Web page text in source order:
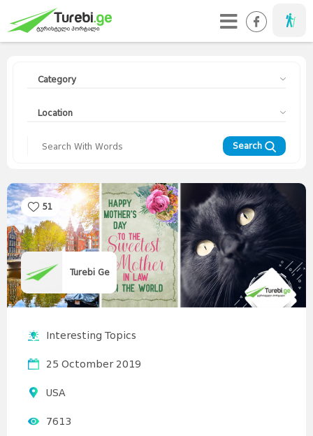
Taveller
Category
Travellers
Diary
Curorts
Europe
Georgia
News
World
Location
Search
51
Turebi Ge
Interesting Topics
25 Octomber 2019
USA
7613